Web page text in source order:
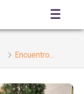
☰
Encuentro...